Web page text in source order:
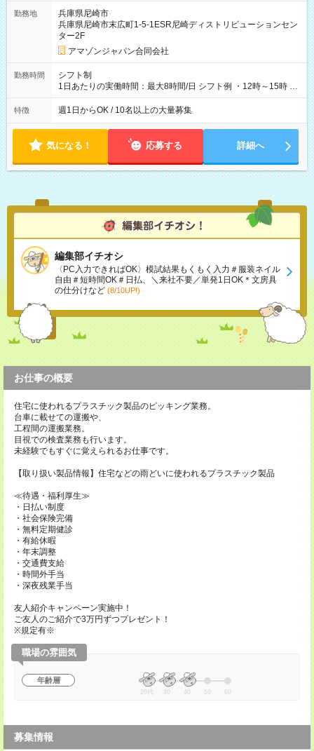
勤務地
兵庫県尼崎市
兵庫県尼崎市末広町1-5-1ESR尼崎ディストリビューションセン
ター2F
アマゾンジャパン合同会社
勤務時間
シフト制
1日あたりの実働時間：最大8時間/日 シフト例 ・12時～15時 入
社後、就業可能シフトをご確認の上、申請してください。
特徴 週1日からOK / 10名以上の大量募集
気になる！ 応募する 詳細へ
編集部イチオシ
〈PC入力できればOK〉模試結果もくもく入力＃服装ネイル
自由＃短時間OK＃日払、＼来社不要／単発1日OK＊文房具
の仕分けなど (8/10UP!)
お仕事の概要
住宅に使われるプラスチック製品のピッキング業務。
台車に載せての運搬や、
工程間の運搬業務。
目視での検査業務も行います。
未経験でもすぐに覚えられるお仕事です。
【取り扱い製品情報】住宅などの雨どいに使われるプラスチック製品
≪待遇・福利厚生≫
・日払い制度
・社会保険完備
・無料定期健診
・有給休暇
・年末調整
・交通費支給
・時間外手当
・深夜残業手当
友人紹介キャンペーン実施中！
ご友人のご紹介で3万円ずつプレゼント！
※規定有※
職場の雰囲気
年齢層
20代 30 40 50 60
募集情報